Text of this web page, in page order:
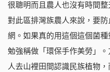
很聰明而且農人也沒有時間
對此區排灣族農人來說，要
網。如果真的用這個這個菌
勉強稱做「環保手作美勞」
人去山裡田間認識民族植物